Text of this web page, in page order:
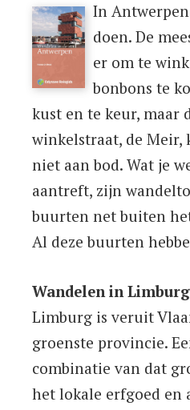
In
doen. De
er om te
bonbons te
kust en te keur, maar
winkelstraat, de Meir,
niet aan bod. Wat je
aantreft, zijn
buurten net buiten
Al deze buurten
Wandelen in
Limburg is veruit
groenste provincie.
combinatie van dat
het lokale erfgoed en